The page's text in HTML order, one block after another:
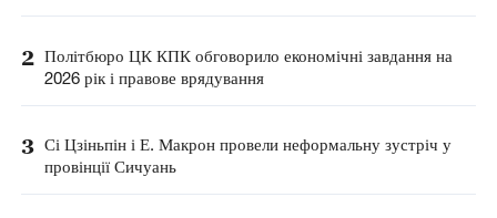
2 Політбюро ЦК КПК обговорило економічні завдання на
2026 рік і правове врядування
3 Сі Цзіньпін і Е. Макрон провели неформальну зустріч у
провінції Сичуань